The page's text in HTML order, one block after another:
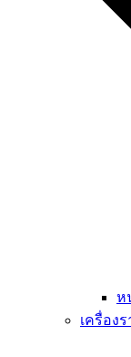
ห
เครื่องร